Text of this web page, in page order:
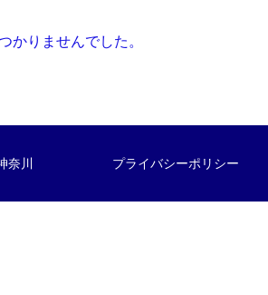
かりませんでした。
奈川 プライバシーポリシー